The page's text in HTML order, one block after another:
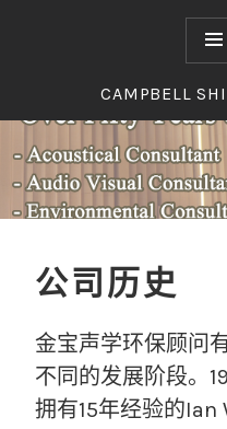
CAMPBELL
京金宝声
公司历史
金宝声学环保顾问
不同的发展阶段。
拥有15年经验的Ian